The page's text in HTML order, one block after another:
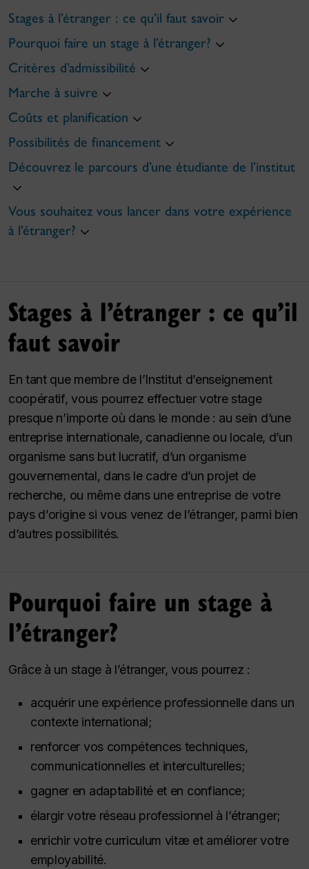
Stages à l’étranger : ce qu’il faut savoir
Pourquoi faire un stage à l’étranger?
Critères d’admissibilité
Marche à suivre
Coûts et planification
Possibilités de financement
Découvrez le parcours d’une étudiante de l’institut
Vous souhaitez vous lancer dans votre expérience
à l’étranger?
Stages à l’étranger : ce qu’il
faut savoir
En tant que membre de l’Institut d’enseignement
coopératif, vous pourrez effectuer votre stage
presque n’importe où dans le monde : au sein d’une
entreprise internationale, canadienne ou locale, d’un
organisme sans but lucratif, d’un organisme
gouvernemental, dans le cadre d’un projet de
recherche, ou même dans une entreprise de votre
pays d’origine si vous venez de l’étranger, parmi bien
d’autres possibilités.
Pourquoi faire un stage à
l’étranger?
Grâce à un stage à l’étranger, vous pourrez :
acquérir une expérience professionnelle dans un
contexte international;
renforcer vos compétences techniques,
communicationnelles et interculturelles;
gagner en adaptabilité et en confiance;
élargir votre réseau professionnel à l’étranger;
enrichir votre curriculum vitæ et améliorer votre
employabilité.